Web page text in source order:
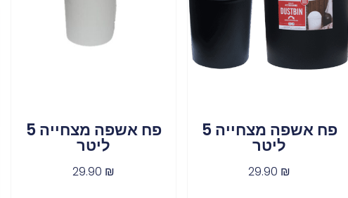
פח אשפה מצחייה 5
ליטר
29.90 ₪
פח אשפה מצחייה 5
ליטר
29.90 ₪